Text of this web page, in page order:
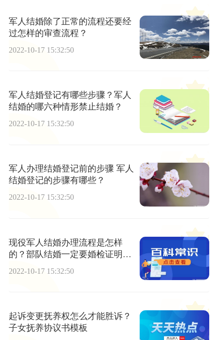
军人结婚除了正常的流程还要经
过怎样的审查流程？
2022-10-17 15:32:50
军人结婚登记有哪些步骤？军人
结婚的哪六种情形禁止结婚？
2022-10-17 15:32:50
军人办理结婚登记前的步骤 军人
结婚登记的步骤有哪些？
2022-10-17 15:32:50
现役军人结婚办理流程是怎样
的？部队结婚一定要婚检证明
2022-10-17 15:32:50
起诉变更抚养权怎么才能胜诉？
子女抚养协议书模板